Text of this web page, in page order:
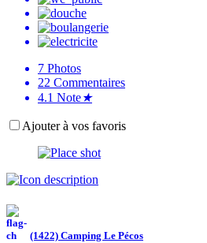
7 Photos
22 Commentaires
4.1 Note★
Ajouter à vos favoris
(1422) Camping Le Pécos